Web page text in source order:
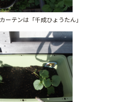
ーテンは「千成ひょうたん」